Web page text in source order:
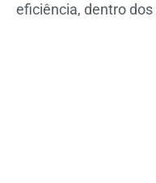
eficiência, dentro